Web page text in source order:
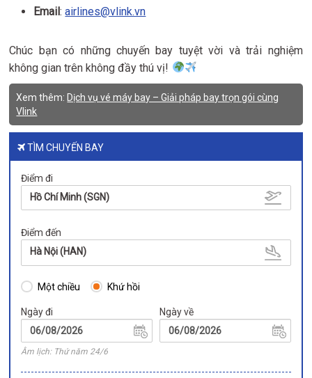
Email:airlines@vlink.vn
Chúc bạn có những chuyến bay tuyệt vời và trải nghiệm
không gian trên không đầy thú vị!
Xem thêm:Dịch vụ vé máy bay – Giải pháp bay trọn gói cùng
Vlink
TÌM CHUYẾN BAY
Điểm đi
Hồ Chí Minh (SGN)
Điểm đến
Hà Nội (HAN)
Một chiều Khứ hồi
Ngày đi
Âm lịch: Thứ năm 24/6
Ngày về